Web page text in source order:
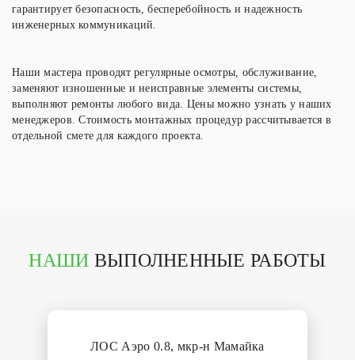
гарантирует безопасность, бесперебойность и надежность
инженерных коммуникаций.
Наши мастера проводят регулярные осмотры, обслуживание,
заменяют изношенные и неисправные элементы системы,
выполняют ремонты любого вида. Цены можно узнать у наших
менеджеров. Стоимость монтажных процедур рассчитывается в
отдельной смете для каждого проекта.
НАШИ ВЫПОЛНЕННЫЕ РАБОТЫ
ЛОС Аэро 0.8, мкр-н Мамайка